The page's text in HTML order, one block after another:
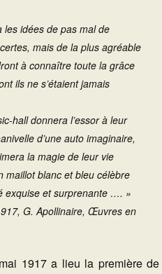
les idées de pas mal de
mais de la plus agréable
à connaître toute la grâce
ils ne s’étaient jamais
hall donnera l’essor à leur
d’une auto imaginaire,
la magie de leur vie
maillot blanc et bleu célèbre
exquise et surprenante …. »
G. Apollinaire, Œuvres en
1917 a lieu la première de